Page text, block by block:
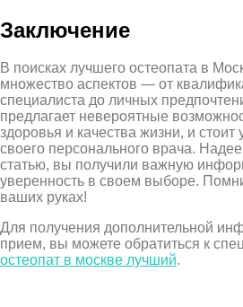
Заключение
В поисках лучшего остеопата в
множество аспектов — от
специалиста до личных
предлагает невероятные
здоровья и качества жизни, и
своего персонального врача.
статью, вы получили важную
уверенность в своем выборе.
ваших руках!
Для получения дополнительной
прием, вы можете обратиться к
остеопат в москве лучший.